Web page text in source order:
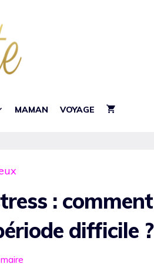
MAMAN VOYAGE
: comment
difficile ?